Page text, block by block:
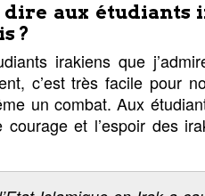
dire aux étudiants
?
irakiens que
c’est très facile pour
un combat. Aux
courage et l’espoir des